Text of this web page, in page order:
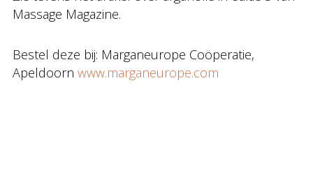
Massage Magazine.
Bestel deze bij: Marganeurope Coöperatie,
Apeldoorn www.marganeurope.com